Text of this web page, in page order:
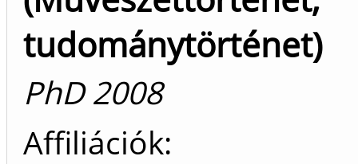
tudománytörténet)
PhD 2008
Affiliációk